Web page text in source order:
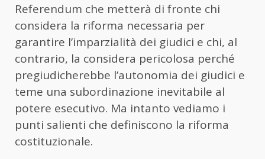
Referendum che metterà di fronte chi
considera la riforma necessaria per
garantire l’imparzialità dei giudici e chi, al
contrario, la considera pericolosa perché
pregiudicherebbe l’autonomia dei giudici e
teme una subordinazione inevitabile al
potere esecutivo. Ma intanto vediamo i
punti salienti che definiscono la riforma
costituzionale.